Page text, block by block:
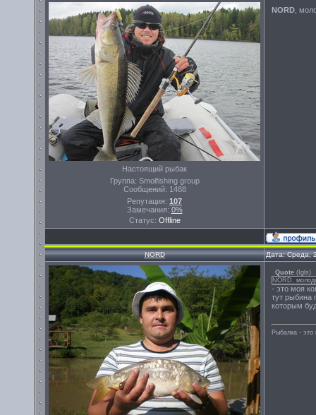
Настоящий рыбак
Группа: Smolfishing group
Сообщений: 1488
Репутация: 107
Замечания: 0%
Статус: Offline
NORD ,
NORD Дата: Среда,
Quote ( Igls)
NORD,
- это моя
тут рыбина
которым
Рыбалка -